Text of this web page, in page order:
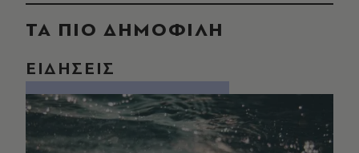
ΤΑ ΠΙΟ ΔΗΜΟΦΙΛΗ
ΕΙΔΗΣΕΙΣ